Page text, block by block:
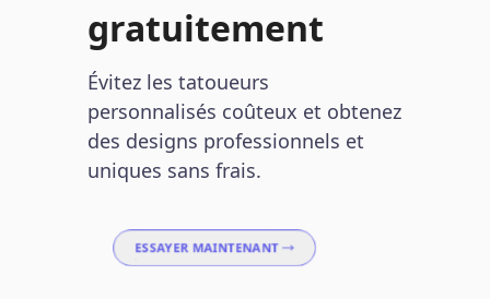
gratuitement
Évitez les tatoueurs
personnalisés coûteux et obtenez
des designs professionnels et
uniques sans frais.
ESSAYER MAINTENANT